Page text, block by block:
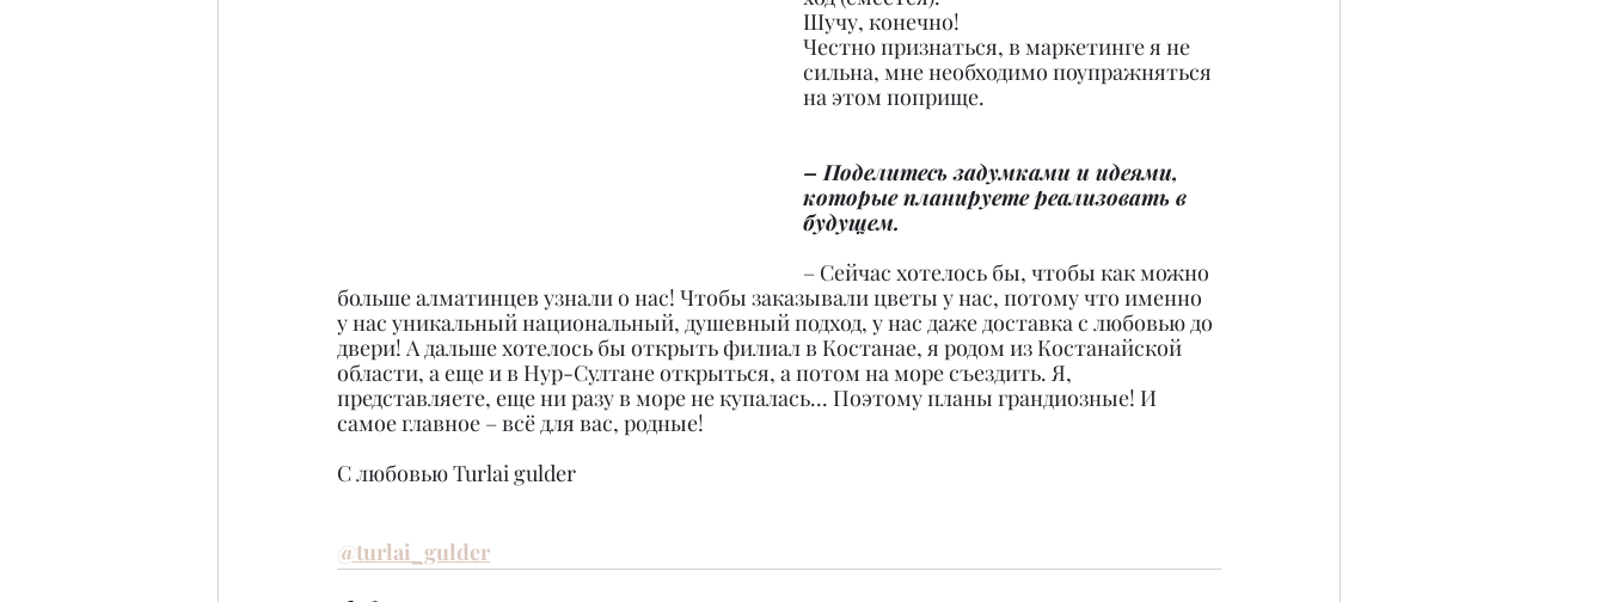
Шучу, конечно!
Честно признаться, в маркетинге я не
сильна, мне необходимо поупражняться
на этом поприще.
– Поделитесь задумками и идеями,
которые планируете реализовать в
будущем.
– Сейчас хотелось бы, чтобы как можно
больше алматинцев узнали о нас! Чтобы заказывали цветы у нас, потому что именно
у нас уникальный национальный, душевный подход, у нас даже доставка с любовью до
двери! А дальше хотелось бы открыть филиал в Костанае, я родом из Костанайской
области, а еще и в Нур-Султане открыться, а потом на море съездить. Я,
представляете, еще ни разу в море не купалась... Поэтому планы грандиозные! И
самое главное – всё для вас, родные!
С любовью Turlai gulder
@turlai_gulder